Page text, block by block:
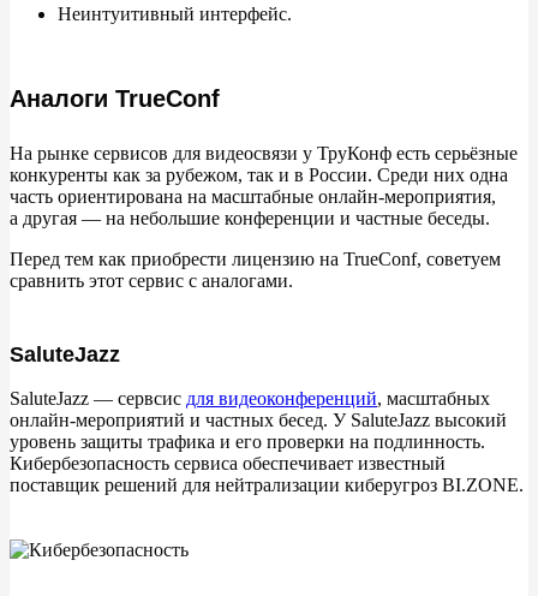
Неинтуитивный интерфейс.
Аналоги TrueConf
На рынке сервисов для видеосвязи у ТруКонф есть серьёзные
конкуренты как за рубежом, так и в России. Среди них одна
часть ориентирована на масштабные онлайн-мероприятия,
а другая — на небольшие конференции и частные беседы.
Перед тем как приобрести лицензию на TrueConf, советуем
сравнить этот сервис с аналогами.
SaluteJazz
SaluteJazz — сервсис для видеоконференций, масштабных
онлайн-мероприятий и частных бесед. У SaluteJazz высокий
уровень защиты трафика и его проверки на подлинность.
Кибербезопасность сервиса обеспечивает известный
поставщик решений для нейтрализации киберугроз BI.ZONE.